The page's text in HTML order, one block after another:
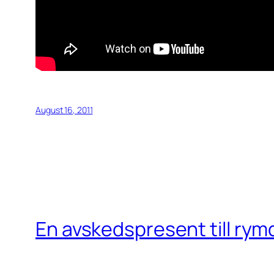
August 16, 2011
En avskedspresent till